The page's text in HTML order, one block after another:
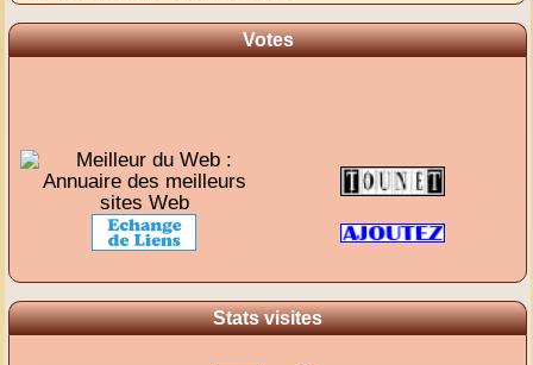
Votes
Stats visites